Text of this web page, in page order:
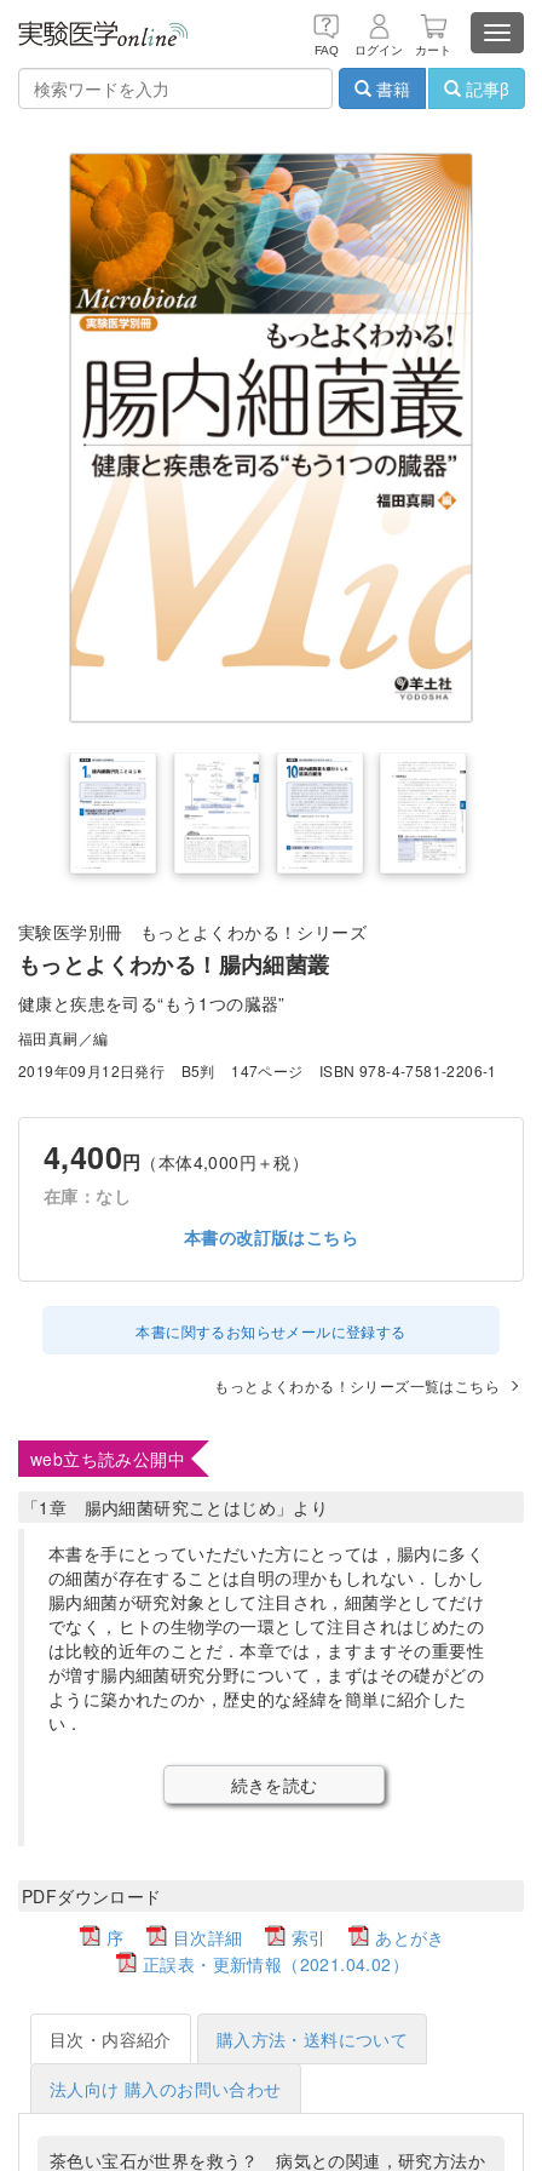
FAQ ログイン カート
書籍
記事β
実験医学別冊 もっとよくわかる！シリーズ
もっとよくわかる！腸内細菌叢
健康と疾患を司る“もう1つの臓器”
福田真嗣／編
2019年09月12日発行
B5判 147ページ ISBN 978-4-7581-2206-1
4,400円 （本体4,000円＋税）
在庫：なし
本書の改訂版はこちら
本書に関するお知らせメールに登録する
もっとよくわかる！シリーズ一覧はこちら
web立ち読み公開中
「1章 腸内細菌研究ことはじめ」より
本書を手にとっていただいた方にとっては，腸内に多く
の細菌が存在することは自明の理かもしれない．しかし
腸内細菌が研究対象として注目され，細菌学としてだけ
でなく，ヒトの生物学の一環として注目されはじめたの
は比較的近年のことだ．本章では，ますますその重要性
が増す腸内細菌研究分野について，まずはその礎がどの
ように築かれたのか，歴史的な経緯を簡単に紹介した
い．
続きを読む
PDFダウンロード
序
目次詳細 索引
あとがき
正誤表・更新情報（2021.04.02）
目次・内容紹介 購入方法・送料について
法人向け 購入のお問い合わせ
茶色い宝石が世界を救う？ 病気との関連，研究方法か